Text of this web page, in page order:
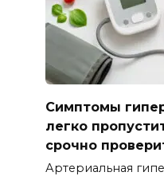
Симптомы
легко
срочно
Артериальная